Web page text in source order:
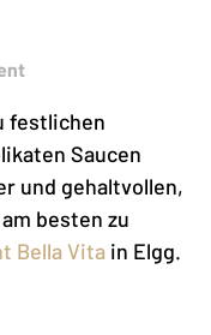
festlichen
Saucen
und gehaltvollen,
besten zu
Bella Vita in Elgg.